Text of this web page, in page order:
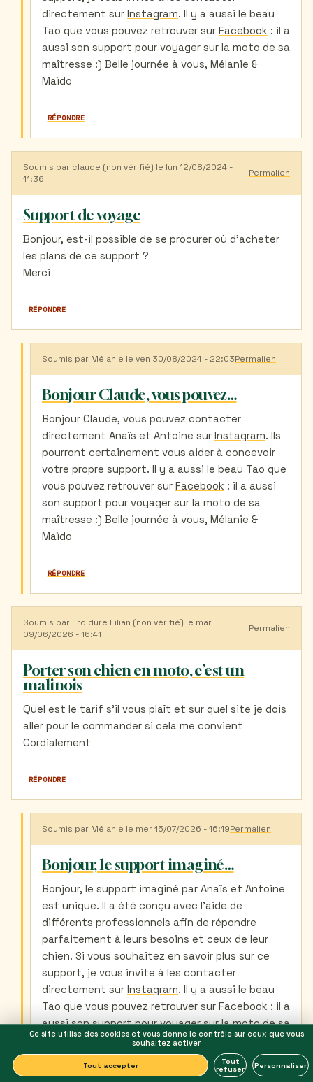
directement sur Instagram. Il y a aussi le beau
Tao que vous pouvez retrouver sur Facebook : il a
aussi son support pour voyager sur la moto de sa
maîtresse :) Belle journée à vous, Mélanie &
Maïdo
RÉPONDRE
Soumis par claude (non vérifié) le lun 12/08/2024 -
11:36
Permalien
Support de voyage
Bonjour, est-il possible de se procurer où d'acheter
les plans de ce support ?
Merci
RÉPONDRE
Soumis par Mélanie le ven 30/08/2024 - 22:03
En
réponse
à
Support
voyage
par
(non
vérifié)
Permalien
Bonjour Claude, vous pouvez…
Bonjour Claude, vous pouvez contacter
directement Anaïs et Antoine sur Instagram. Ils
pourront certainement vous aider à concevoir
votre propre support. Il y a aussi le beau Tao que
vous pouvez retrouver sur Facebook : il a aussi
son support pour voyager sur la moto de sa
maîtresse :) Belle journée à vous, Mélanie &
Maïdo
RÉPONDRE
Soumis par Froidure Lilian (non vérifié) le mar
09/06/2026 - 16:41
Permalien
Porter son chien en moto, c’est un
malinois
Quel est le tarif s’il vous plaît et sur quel site je dois
aller pour le commander si cela me convient
Cordialement
RÉPONDRE
Soumis par Mélanie le mer 15/07/2026 - 16:19
En
réponse
à
Porter
chien
en
moto,
c’est
un
malinois
Froidure
Lilian
(non
vérifié)
Permalien
Bonjour, le support imaginé…
Bonjour, le support imaginé par Anaïs et Antoine
est unique. Il a été conçu avec l'aide de
différents professionnels afin de répondre
parfaitement à leurs besoins et ceux de leur
chien. Si vous souhaitez en savoir plus sur ce
support, je vous invite à les contacter
directement sur Instagram. Il y a aussi le beau
Tao que vous pouvez retrouver sur Facebook : il a
aussi son support pour voyager sur la moto de sa
maîtresse :) Belle journée à vous, Mélanie &
Maïdo
Ce site utilise des cookies et vous donne le contrôle sur ceux que vous
souhaitez activer
Tout accepter
Tout
refuser
Personnaliser